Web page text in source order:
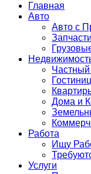
Главная
Авто
Авто с
Дома и
Работа
Ищу
Услуги